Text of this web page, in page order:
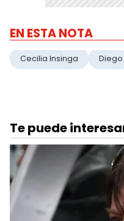
EN ESTA NOTA
Cecilia Insinga